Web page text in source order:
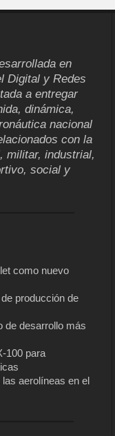
en
Digital y Redes
a entregar
dinámica,
nacional
con la
militar, industrial,
social y
como nuevo
producción de
de desarrollo más
100 para
aerolíneas en el